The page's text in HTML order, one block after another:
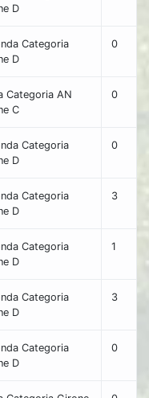
D
Categoria
D
0
Categoria AN
C
0
Categoria
D
0
Categoria
D
3
Categoria
D
1
Categoria
D
3
Categoria
D
0